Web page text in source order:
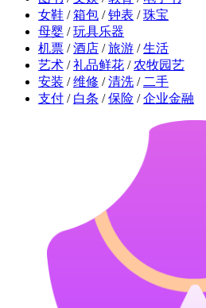
女鞋 / 箱包 / 钟表 / 珠宝
母婴 / 玩具乐器
机票 / 酒店 / 旅游 / 生活
艺术 / 礼品鲜花 / 农牧园艺
安装 / 维修 / 清洗 / 二手
支付 / 白条 / 保险 / 企业金融